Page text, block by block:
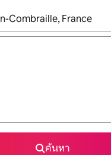
หรือใช้การสัมผัสหรือปัด เพื่อ
ค้นหา